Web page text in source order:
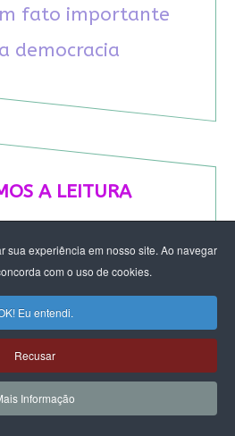
sua experiência em nosso site. Ao navegar
com o uso de cookies.
Eu entendi.
Recusar
Informação
fato importante
democracia
A LEITURA
indissociáveis na luta